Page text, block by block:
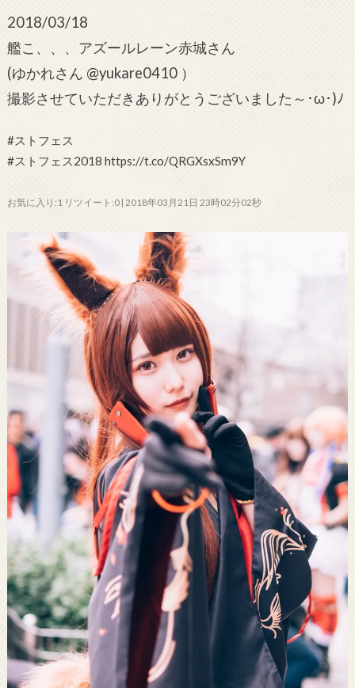
2018/03/18
艦こ、、、アズールレーン赤城さん
(ゆかれさん @yukare0410 ）
撮影させていただきありがとうございました～･ω･)ﾉ
#ストフェス
#ストフェス2018 https://t.co/QRGXsxSm9Y
お気に入り:1 リツイート:0 | 2018年03月21日 23時02分02秒